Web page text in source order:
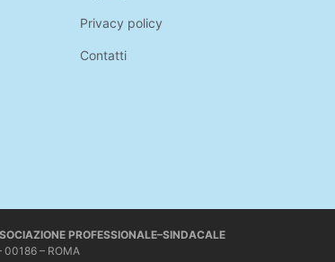
Privacy policy
Contatti
PROFESSIONALE–SINDACALE
00186 – ROMA